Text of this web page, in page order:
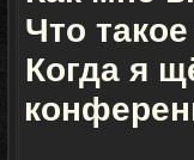
Что
Когда я